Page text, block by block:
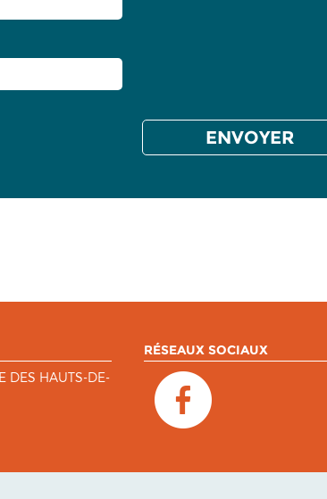
DES HAUTS-DE-
RÉSEAUX SOCIAUX